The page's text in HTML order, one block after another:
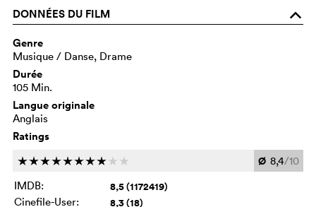
DONNÉES DU FILM o
Genre
Musique / Danse, Drame
Durée
105 Min.
Langue originale
Anglais
Ratings
cccccccc c c Ø 8,4/10
IMDB:
8,5 (1172419)
Cinefile-User: 8,3 (18)